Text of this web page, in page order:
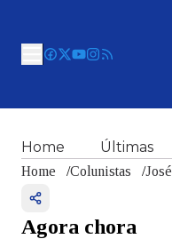
Home Últimas
Home /Colunistas /
Agora chora